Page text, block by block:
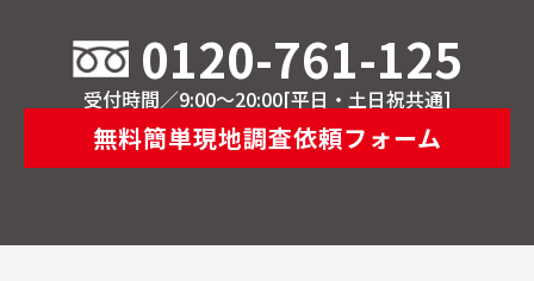
0120-761-125
受付時間／9:00～20:00[平日・土日祝共通]
無料簡単現地調査依頼フォーム